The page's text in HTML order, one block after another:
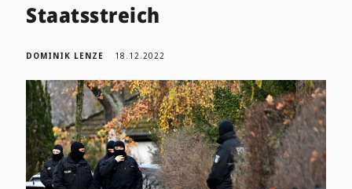
Staatsstreich
DOMINIK LENZE 18.12.2022